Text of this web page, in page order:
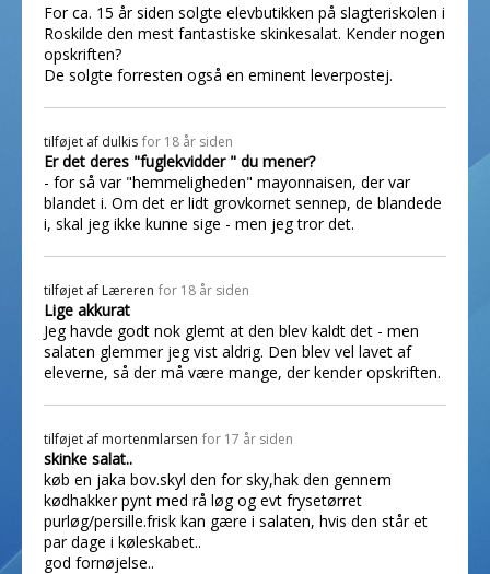
For ca. 15 år siden solgte elevbutikken på slagteriskolen i
Roskilde den mest fantastiske skinkesalat. Kender nogen
opskriften?
De solgte forresten også en eminent leverpostej.
tilføjet af dulkis for 18 år siden
Er det deres "fuglekvidder " du mener?
- for så var "hemmeligheden" mayonnaisen, der var
blandet i. Om det er lidt grovkornet sennep, de blandede
i, skal jeg ikke kunne sige - men jeg tror det.
tilføjet af Læreren for 18 år siden
Lige akkurat
Jeg havde godt nok glemt at den blev kaldt det - men
salaten glemmer jeg vist aldrig. Den blev vel lavet af
eleverne, så der må være mange, der kender opskriften.
tilføjet af mortenmlarsen for 17 år siden
skinke salat..
køb en jaka bov.skyl den for sky,hak den gennem
kødhakker pynt med rå løg og evt frysetørret
purløg/persille.frisk kan gære i salaten, hvis den står et
par dage i køleskabet..
god fornøjelse..